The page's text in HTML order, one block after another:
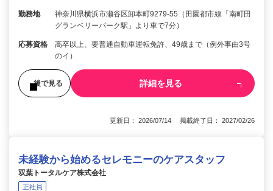
勤務地
神奈川県横浜市瀬谷区卸本町9279-55（田園都市線「南町田
グランベリーパーク駅」より車で7分）
応募資格
高卒以上、要普通自動車運転免許、49歳まで（例外事由3号
のイ）
後で見る 詳細を見る
更新日： 2026/07/14 掲載終了日： 2027/02/26
未経験から始めるセレモニーのケアスタッフ
双葉トータルケア株式会社
正社員